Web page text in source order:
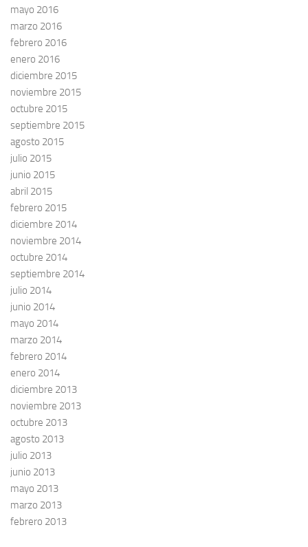
mayo 2016
marzo 2016
febrero 2016
enero 2016
diciembre 2015
noviembre 2015
octubre 2015
septiembre 2015
agosto 2015
julio 2015
junio 2015
abril 2015
febrero 2015
diciembre 2014
noviembre 2014
octubre 2014
septiembre 2014
julio 2014
junio 2014
mayo 2014
marzo 2014
febrero 2014
enero 2014
diciembre 2013
noviembre 2013
octubre 2013
agosto 2013
julio 2013
junio 2013
mayo 2013
marzo 2013
febrero 2013